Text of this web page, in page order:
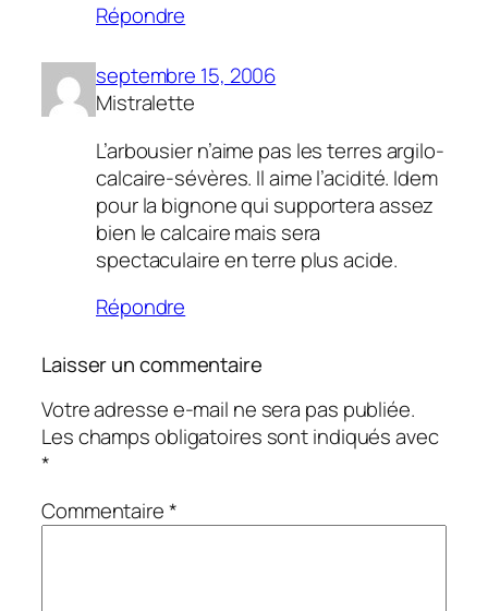
Répondre
septembre 15, 2006
Mistralette
L’arbousier n’aime pas les terres argilo-
calcaire-sévères. Il aime l’acidité. Idem
pour la bignone qui supportera assez
bien le calcaire mais sera
spectaculaire en terre plus acide.
Répondre
Laisser un commentaire
Votre adresse e-mail ne sera pas publiée.
Les champs obligatoires sont indiqués avec
*
Commentaire*